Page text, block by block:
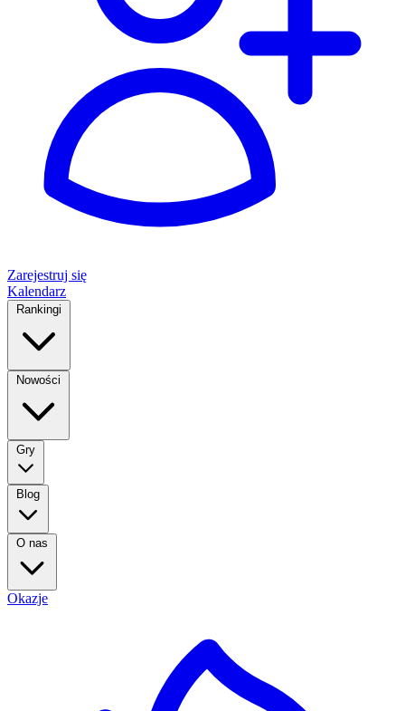
Zarejestruj się
Kalendarz
Rankingi
Nowości
Gry
Blog
O nas
Okazje